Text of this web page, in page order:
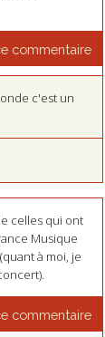
commentaire
c'est un
celles qui ont
Musique
à moi, je
commentaire